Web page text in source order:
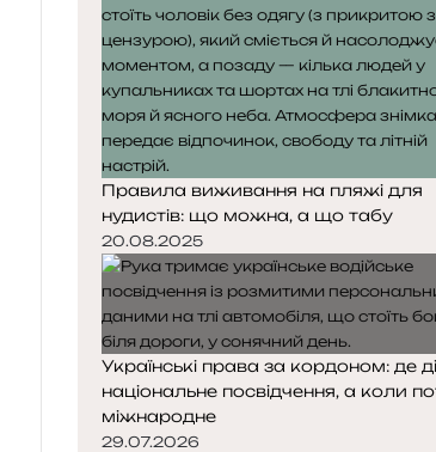
Правила виживання на пляжі для
нудистів: що можна, а що табу
20.08.2025
Українські права за кордоном: де
національне посвідчення, а коли
міжнародне
29.07.2026